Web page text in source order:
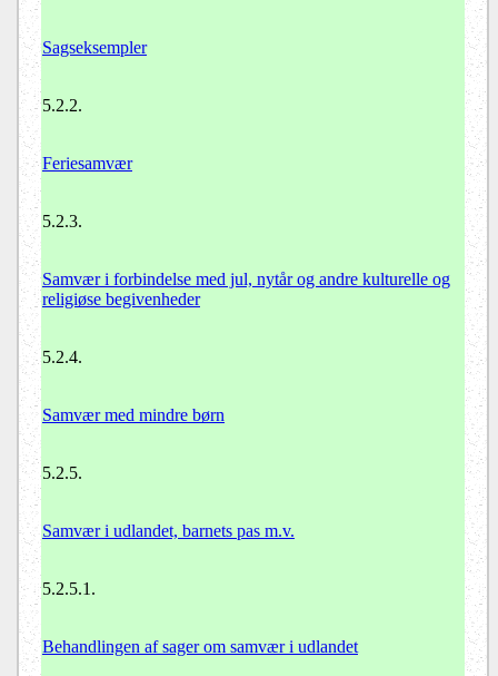
Sagseksempler
5.2.2.
Feriesamvær
5.2.3.
Samvær i forbindelse med jul, nytår og andre kulturelle og
religiøse begivenheder
5.2.4.
Samvær med mindre børn
5.2.5.
Samvær i udlandet, barnets pas m.v.
5.2.5.1.
Behandlingen af sager om samvær i udlandet